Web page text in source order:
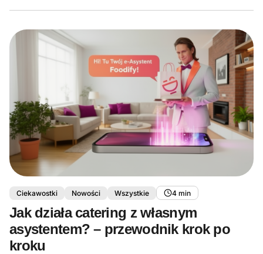
Ciekawostki Nowości Wszystkie 4 min
Jak działa catering z własnym
asystentem? – przewodnik krok po
kroku